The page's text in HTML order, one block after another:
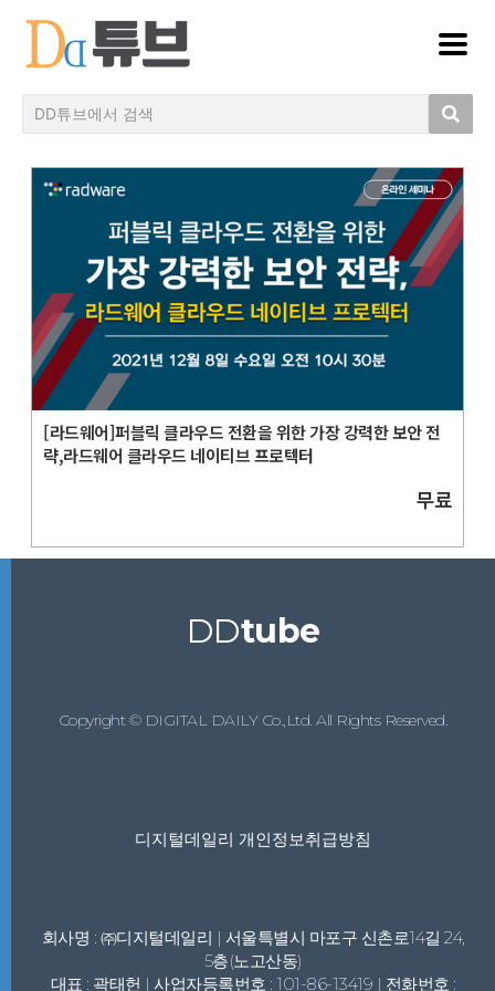
[라드웨어]퍼블릭 클라우드 전환을 위한 가장 강력한 보안 전
략,라드웨어 클라우드 네이티브 프로텍터
무료
DDtube
Copyright © DIGITAL DAILY Co.,Ltd. All Rights Reserved.
디지털데일리 개인정보취급방침
회사명 : ㈜디지털데일리 | 서울특별시 마포구 신촌로14길 24,
5층(노고산동)
대표 : 곽태헌 | 사업자등록번호 : 101-86-13419 | 전화번호 :